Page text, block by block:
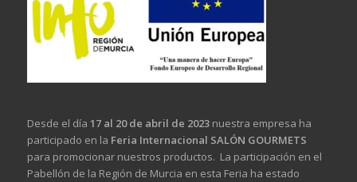
Desde el día 17 al 20 de abril de 2023nuestra empresa ha
participado en la Feria Internacional SALÓN GOURMETS
para promocionar nuestros productos. La participación en el
Pabellón de la Región de Murcia en esta Feria ha estado